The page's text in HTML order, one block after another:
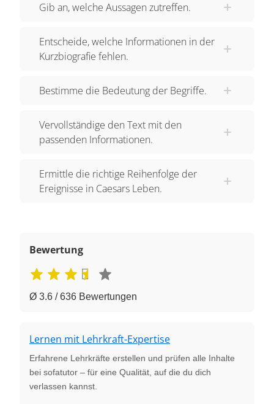
Gib an, welche Aussagen zutreffen.
Entscheide, welche Informationen in der
Kurzbiografie fehlen.
Bestimme die Bedeutung der Begriffe.
Vervollständige den Text mit den
passenden Informationen.
Ermittle die richtige Reihenfolge der
Ereignisse in Caesars Leben.
Bewertung
Ø 3.6 / 636 Bewertungen
Lernen mit Lehrkraft-Expertise
Erfahrene Lehrkräfte erstellen und prüfen alle Inhalte
bei sofatutor – für eine Qualität, auf die du dich
verlassen kannst.